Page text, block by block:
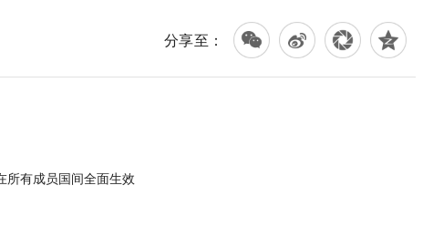
分享至：
所有成员国间全面生效